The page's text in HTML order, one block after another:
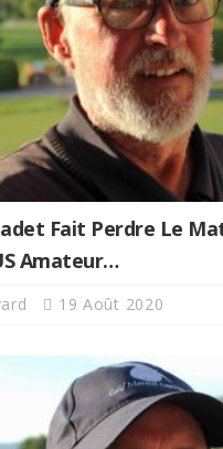
Fait Perdre Le
Amateur…
19 Août 2020